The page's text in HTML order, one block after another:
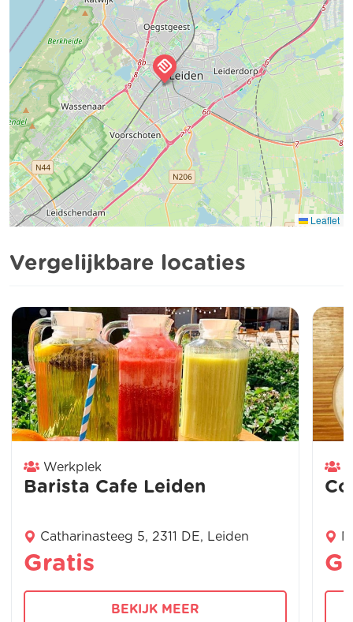
Leaflet
Vergelijkbare locaties
Werkplek
Barista Cafe Leiden
Catharinasteeg 5, 2311 DE, Leiden
Gratis
BEKIJK MEER